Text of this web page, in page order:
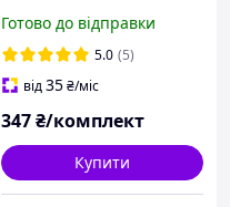
Готово до відправки
5.0 (5)
від35₴/міс
347₴/комплект
Купити